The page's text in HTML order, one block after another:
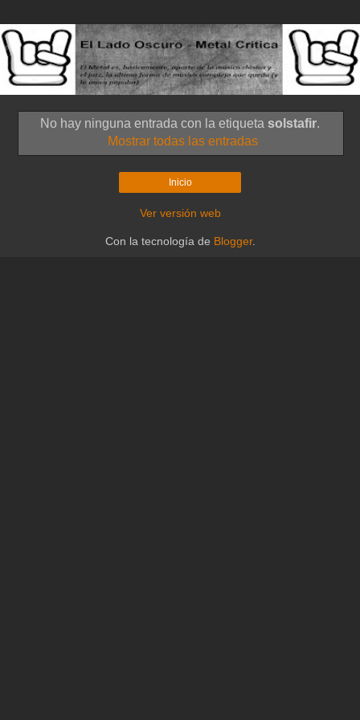
No hay ninguna entrada con la etiqueta solstafir.
Mostrar todas las entradas
Inicio
Ver versión web
Con la tecnología de Blogger.